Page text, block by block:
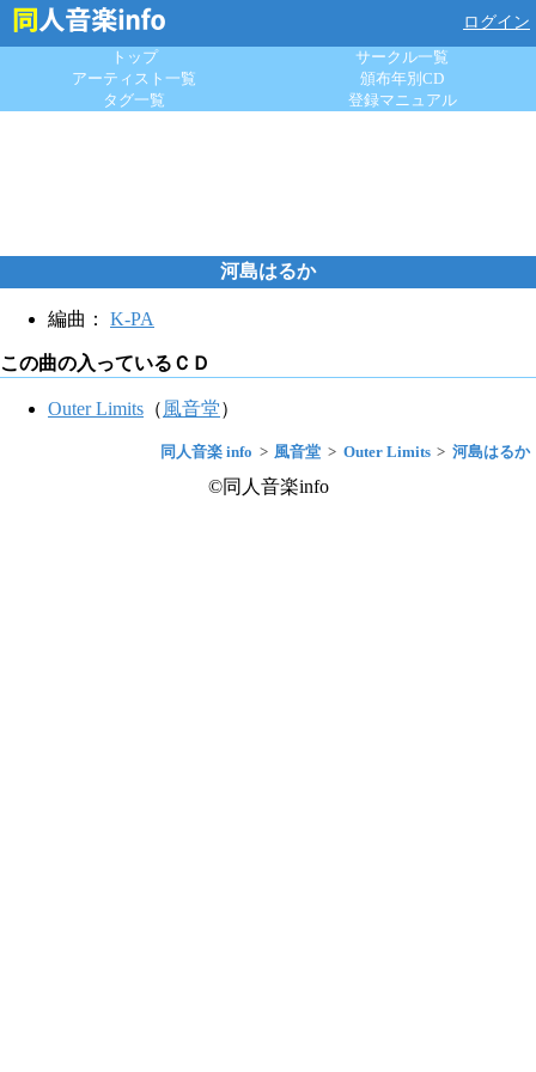
ログイン
トップ
サークル一覧
アーティスト一覧
頒布年別CD
タグ一覧
登録マニュアル
河島はるか
編曲： K-PA
この曲の入っているＣＤ
Outer Limits （ 風音堂）
同人音楽 info 風音堂 Outer Limits 河島はるか
©同人音楽info